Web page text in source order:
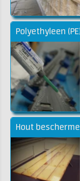
Polyethyleen
Hout